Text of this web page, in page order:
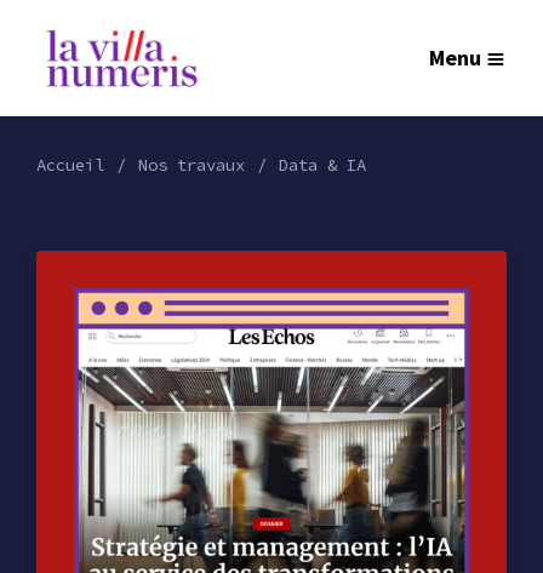
Menu
Accueil Nos travaux Data & IA